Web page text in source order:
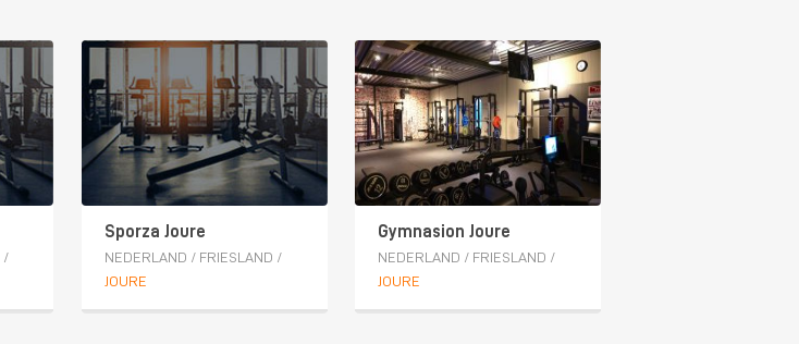
/
Sporza Joure
NEDERLAND / FRIESLAND /
JOURE
Gymnasion Joure
NEDERLAND / FRIESLAND /
JOURE